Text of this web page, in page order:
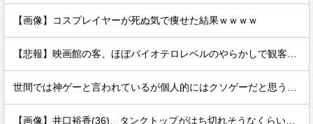
【画像】コスプレイヤーが死ぬ気で痩せた結果ｗｗｗｗ